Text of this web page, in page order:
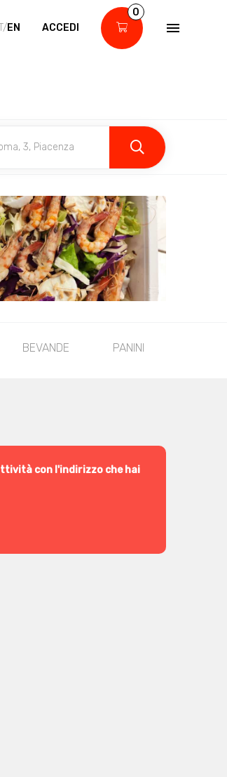
EN ACCEDI
0
BEVANDE PANINI
con l'indirizzo che hai